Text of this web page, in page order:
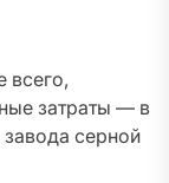
всего,
затраты — в
завода серной